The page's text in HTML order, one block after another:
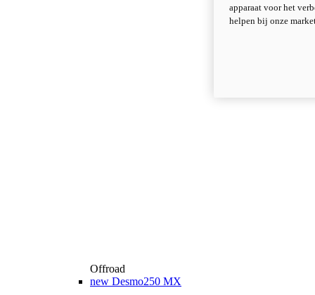
Offroad
new Desmo250 MX
apparaat voor het
helpen bij onze